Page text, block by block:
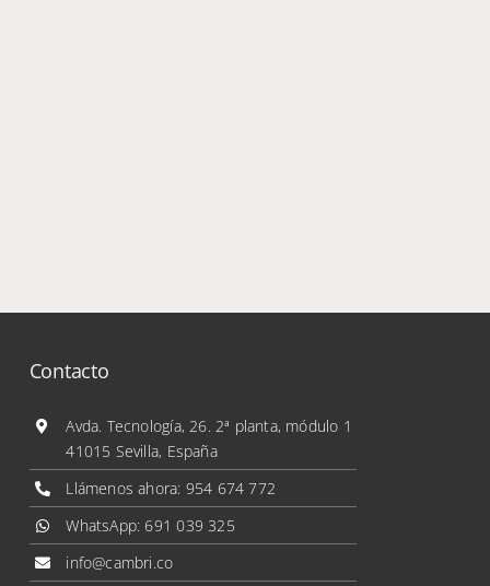
Contacto
Avda. Tecnología, 26. 2ª planta, módulo 1
41015 Sevilla, España
Llámenos ahora: 954 674 772
WhatsApp: 691 039 325
info@cambri.co